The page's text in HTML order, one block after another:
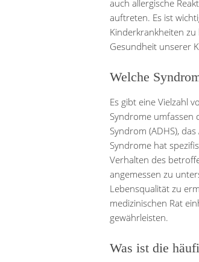
auch allergische
auftreten. Es ist
Kinderkrankheiten
Gesundheit unserer
Welche
Es gibt eine Vielzahl
Syndrome umfassen
Syndrom (ADHS),
Syndrome hat
Verhalten des
angemessen zu
Lebensqualität zu
medizinischen Rat
gewährleisten.
Was ist die